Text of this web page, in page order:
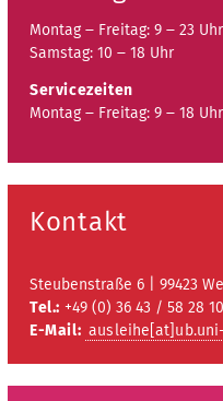
Montag ‒ Freitag: 9 ‒ 23 Uhr
Samstag: 10 ‒ 18 Uhr
Servicezeiten
Montag ‒ Freitag: 9 ‒ 18 Uhr
Kontakt
Steubenstraße 6 | 99423
Tel.: +49 (0) 36 43 / 58 28 10
E-Mail: